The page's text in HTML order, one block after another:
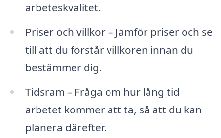
arbeteskvalitet.
Priser och villkor – Jämför priser och se
till att du förstår villkoren innan du
bestämmer dig.
Tidsram – Fråga om hur lång tid
arbetet kommer att ta, så att du kan
planera därefter.